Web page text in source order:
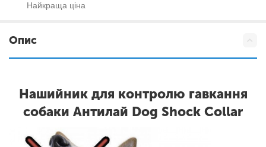
Найкраща ціна
Опис
Нашийник для контролю гавкання
собаки Антилай Dog Shock Collar